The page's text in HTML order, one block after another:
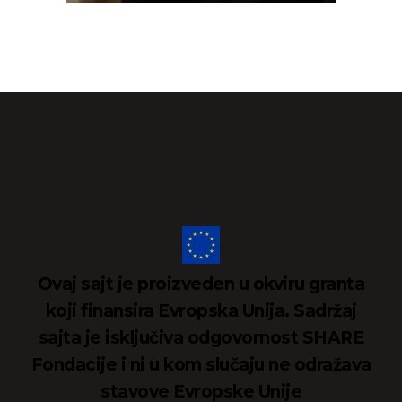
Ovaj sajt je proizveden u okviru granta
koji finansira Evropska Unija. Sadržaj
sajta je isključiva odgovornost SHARE
Fondacije i ni u kom slučaju ne odražava
stavove Evropske Unije